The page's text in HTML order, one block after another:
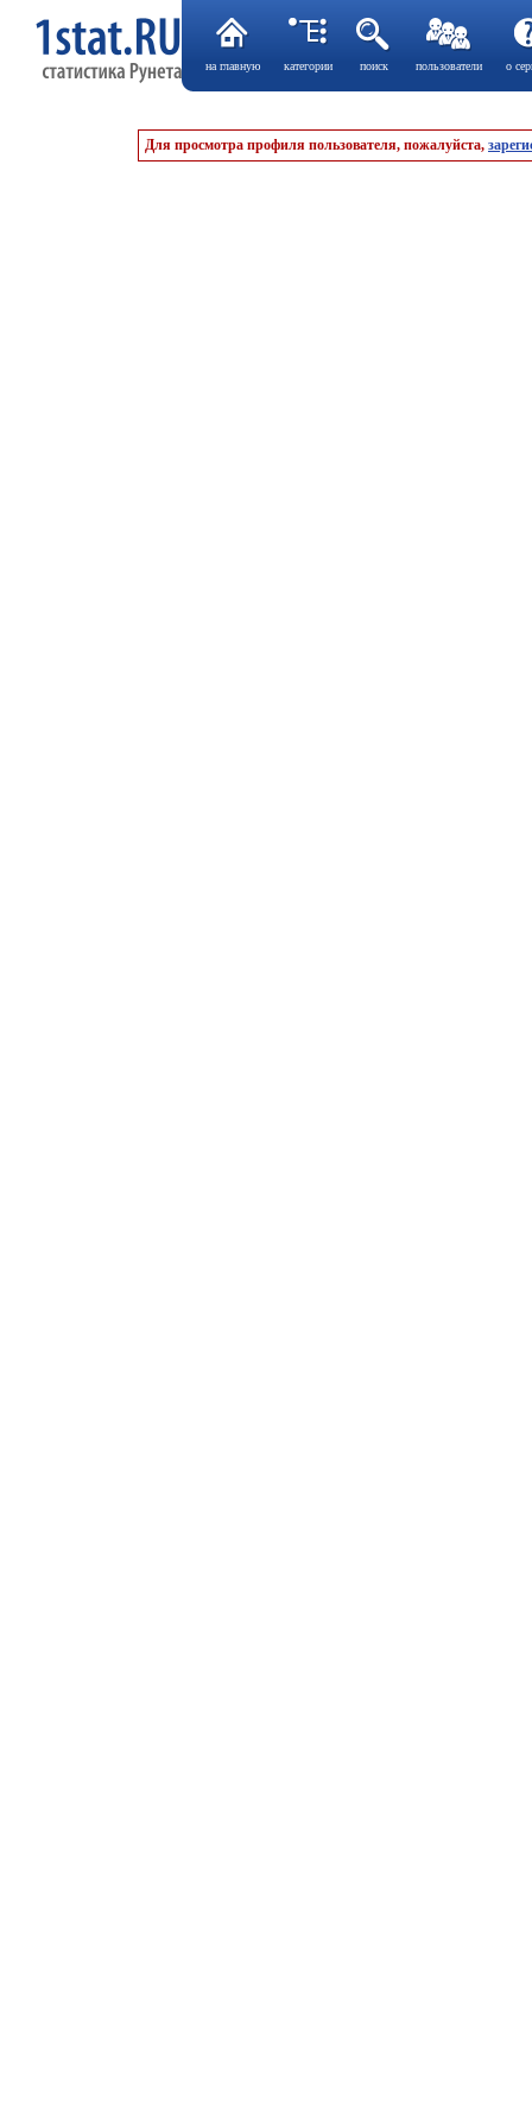
на главную категории поиск пользователи о
Для просмотра профиля пользователя, пожалуйста,